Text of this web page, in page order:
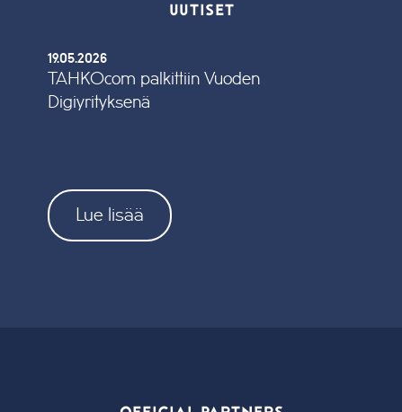
UUTISET
19.05.2026
TAHKOcom palkittiin Vuoden
Digiyrityksenä
Lue lisää